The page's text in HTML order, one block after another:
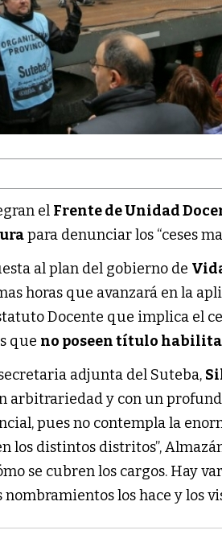
el Frente de Unidad
para denunciar los “ceses
al plan del gobierno de
horas que avanzará en la
Docente que implica el
que no poseen título
adjunta del Suteba,
arbitrariedad y con un
pues no contempla la
los distintos distritos”,
se cubren los cargos. Hay
nombramientos los hace y los